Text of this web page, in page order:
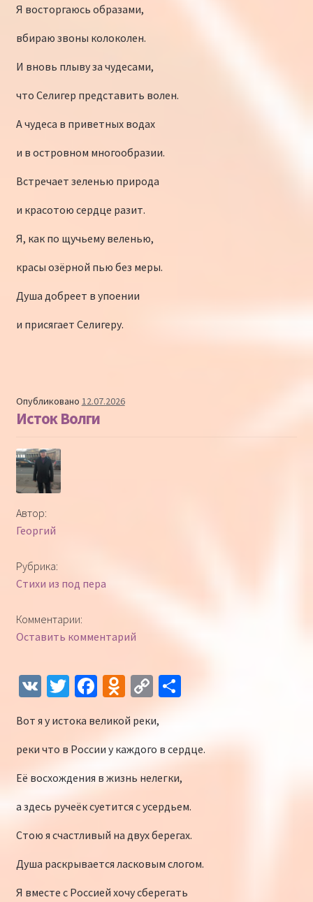
Я восторгаюсь образами,
вбираю звоны колоколен.
И вновь плыву за чудесами,
что Селигер представить волен.
А чудеса в приветных водах
и в островном многообразии.
Встречает зеленью природа
и красотою сердце разит.
Я, как по щучьему веленью,
красы озёрной пью без меры.
Душа добреет в упоении
и присягает Селигеру.
Опубликовано 12.07.2026
Исток Волги
Автор:
Георгий
Рубрика:
Стихи из под пера
Комментарии:
Оставить комментарий
V T
tt
er
Fa
b
o
o
k
O
d
n
o
kl
as
sn
iki
C
o
p
y
Li
n
k
О
р
а
в
ть
Вот я у истока великой реки,
реки что в России у каждого в сердце.
Её восхождения в жизнь нелегки,
а здесь ручеёк суетится с усердьем.
Стою я счастливый на двух берегах.
Душа раскрывается ласковым слогом.
Я вместе с Россией хочу сберегать